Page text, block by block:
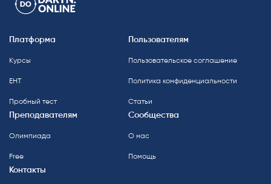
Платформа
Курсы
ЕНТ
Пробный тест
Пользователям
Пользовательское соглашение
Политика конфиденциальности
Статьи
Преподавателям
Олимпиада
Free
Сообщества
О нас
Помощь
Контакты